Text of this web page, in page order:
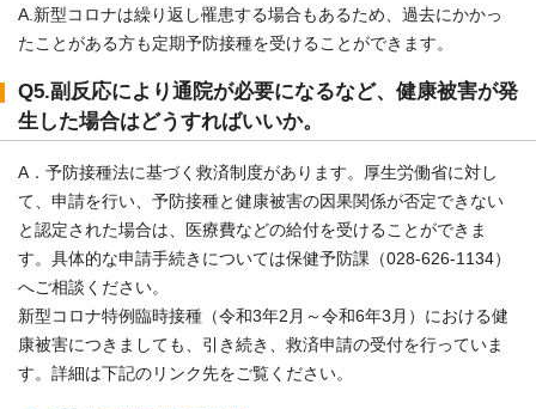
A.新型コロナは繰り返し罹患する場合もあるため、過去にかかっ
たことがある方も定期予防接種を受けることができます。
Q5.副反応により通院が必要になるなど、健康被害が発
生した場合はどうすればいいか。
A．予防接種法に基づく救済制度があります。厚生労働省に対し
て、申請を行い、予防接種と健康被害の因果関係が否定できない
と認定された場合は、医療費などの給付を受けることができま
す。具体的な申請手続きについては保健予防課（028-626-1134）
へご相談ください。
新型コロナ特例臨時接種（令和3年2月～令和6年3月）における健
康被害につきましても、引き続き、救済申請の受付を行っていま
す。詳細は下記のリンク先をご覧ください。